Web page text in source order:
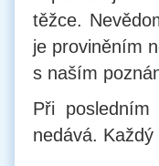
těžce.
je proviněním
s naším
Při
nedává.